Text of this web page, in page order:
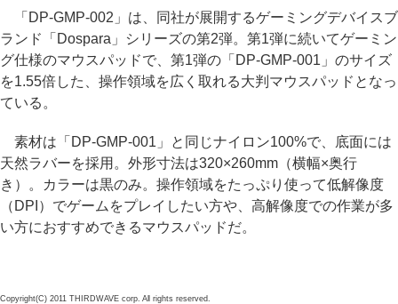
「DP-GMP-002」は、同社が展開するゲーミングデバイスブ
ランド「Dospara」シリーズの第2弾。第1弾に続いてゲーミン
グ仕様のマウスパッドで、第1弾の「DP-GMP-001」のサイズ
を1.55倍した、操作領域を広く取れる大判マウスパッドとなっ
ている。
素材は「DP-GMP-001」と同じナイロン100%で、底面には
天然ラバーを採用。外形寸法は320×260mm（横幅×奥行
き）。カラーは黒のみ。操作領域をたっぷり使って低解像度
（DPI）でゲームをプレイしたい方や、高解像度での作業が多
い方におすすめできるマウスパッドだ。
Copyright(C) 2011 THIRDWAVE corp. All rights reserved.